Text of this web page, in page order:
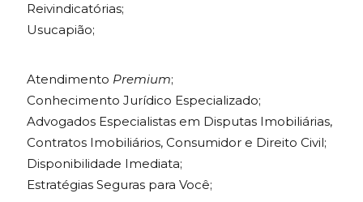
Reivindicatórias;
Usucapião;
Atendimento Premium;
Conhecimento Jurídico Especializado;
Advogados Especialistas em Disputas Imobiliárias,
Contratos Imobiliários, Consumidor e Direito Civil;
Disponibilidade Imediata;
Estratégias Seguras para Você;